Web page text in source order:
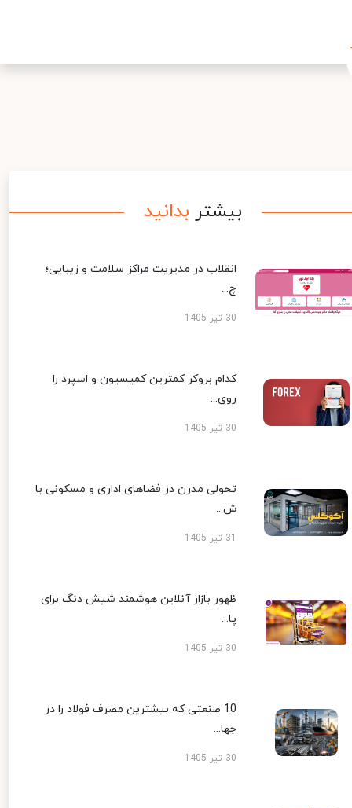
بیشتر بدانید
انقلاب در مدیریت مراکز سلامت و زیبایی؛
چ...
30 تیر 1405
کدام بروکر کمترین کمیسیون و اسپرد را
روی...
30 تیر 1405
تحولی مدرن در فضاهای اداری و مسکونی با
ش...
ظهور بازار آنلاین هوشمند شیش دنگ برای
پا...
30 تیر 1405
10 صنعتی که بیشترین مصرف فولاد را در
جها...
30 تیر 1405